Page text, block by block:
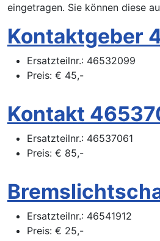
eingetragen. Sie können diese
Kontaktgeber
Ersatzteilnr.: 46532099
Preis: € 45,-
Kontakt
Ersatzteilnr.: 46537061
Preis: € 85,-
Ersatzteilnr.: 46541912
Preis: € 25,-